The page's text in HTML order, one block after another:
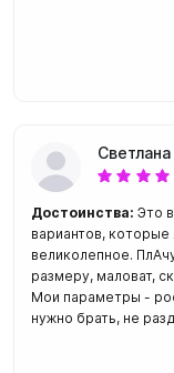
Светлана
Достоинства: Это
вариантов, которые
великолепное.
размеру, маловат,
Мои параметры -
нужно брать, не